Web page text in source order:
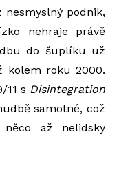
nesmyslný podnik,
nehraje právě
do šuplíku už
kolem roku 2000.
11 s Disintegration
samotné, což
až nelidsky